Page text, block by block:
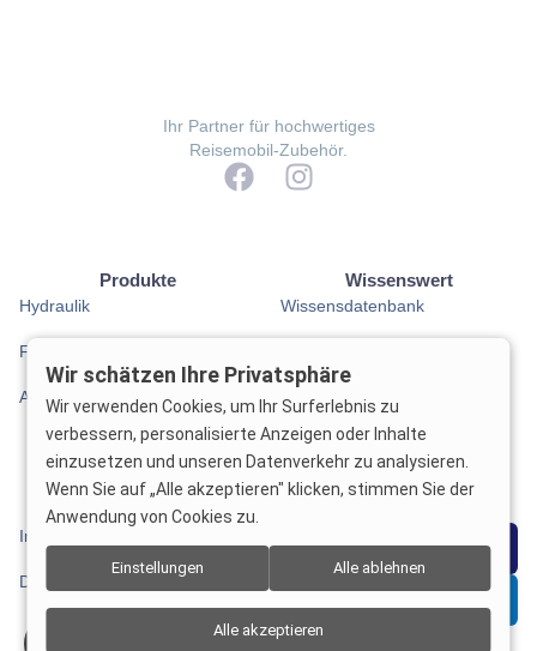
Ihr Partner für hochwertiges
Reisemobil-Zubehör.
Produkte
Hydraulik
Fahrwerkstechnik
Anhängekupplungen
Wissenswert
Wissensdatenbank
Auflastungsrechner
Anhängelast-Rechner
Rechtliches
Impressum
Datenschutz
WhatsApp
Wir schätzen Ihre Privatsphäre
Wir verwenden Cookies, um Ihr Surferlebnis zu
verbessern, personalisierte Anzeigen oder Inhalte
einzusetzen und unseren Datenverkehr zu analysieren.
Wenn Sie auf „Alle akzeptieren" klicken, stimmen Sie der
Anwendung von Cookies zu.
Einstellungen Alle ablehnen
Alle akzeptieren